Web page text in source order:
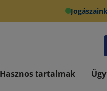
Hasznos tartalmak